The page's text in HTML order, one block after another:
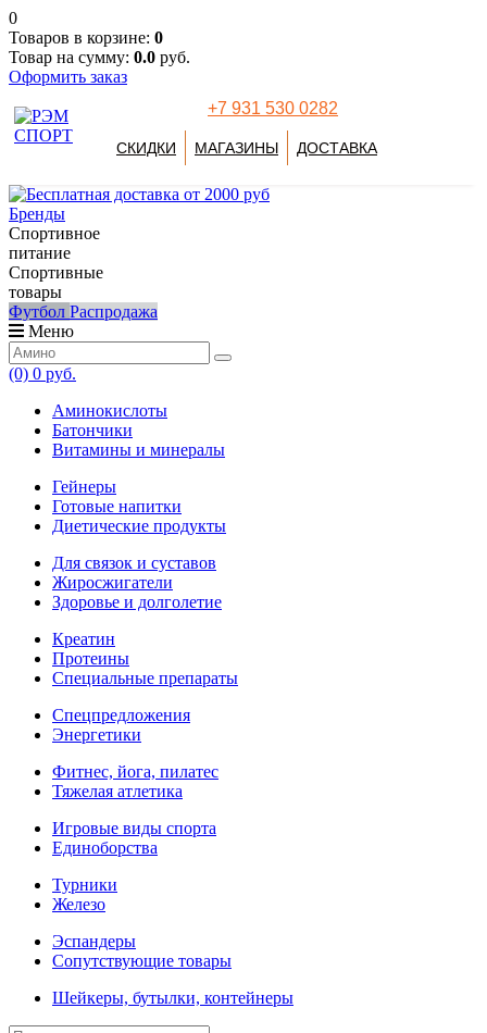
0
Товаров в корзине: 0
Товар на сумму: 0.0 руб.
Оформить заказ
+7 931 530 0282
СКИДКИ МАГАЗИНЫ ДОСТАВКА
Бренды
Спортивное
питание
Спортивные
товары
Футбол Распродажа
Меню
(0) 0 руб.
Аминокислоты
Батончики
Витамины и минералы
Гейнеры
Готовые напитки
Диетические продукты
Для связок и суставов
Жиросжигатели
Здоровье и долголетие
Креатин
Протеины
Специальные препараты
Спецпредложения
Энергетики
Фитнес, йога, пилатес
Тяжелая атлетика
Игровые виды спорта
Единоборства
Турники
Железо
Эспандеры
Сопутствующие товары
Шейкеры, бутылки, контейнеры